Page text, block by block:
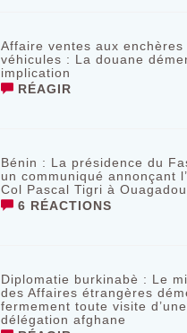
Affaire ventes aux enchères
véhicules : La douane
implication
RÉAGIR
Bénin : La présidence du
un communiqué annonçant
Col Pascal Tigri à
6 RÉACTIONS
Diplomatie burkinabè : Le
des Affaires étrangères
fermement toute visite d’une
délégation afghane